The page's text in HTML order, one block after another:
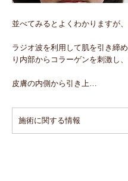
並べてみるとよくわかりますが
ラジオ波を利用して肌を引き締
り内部からコラーゲンを刺激し
皮膚の内側から引き上…
施術に関する情報